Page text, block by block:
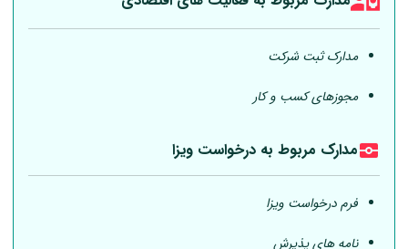
مدارک ثبت شرکت
مجوزهای کسب و کار
مدارک مربوط به درخواست ویزا
فرم درخواست ویزا
نامه های پذیرش